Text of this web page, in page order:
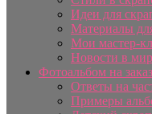
Идеи для
Материалы
Мои мастер-
Новости в
Фотоальбом на заказ
Ответы на
Примеры